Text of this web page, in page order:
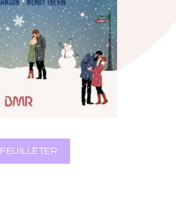
FEUILLETER